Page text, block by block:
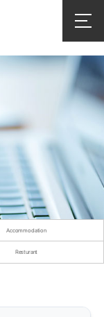
Accommodation
Resturant